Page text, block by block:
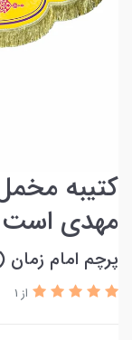
کتیبه
مهدی است
پرچم امام
از 1